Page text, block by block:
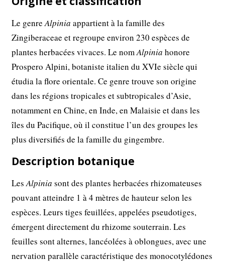
Le genreAlpinia appartient à la famille des
Zingiberaceae et regroupe environ 230 espèces de
plantes herbacées vivaces. Le nomAlpinia honore
Prospero Alpini, botaniste italien du XVIe siècle qui
étudia la flore orientale. Ce genre trouve son origine
dans les régions tropicales et subtropicales d’Asie,
notamment en Chine, en Inde, en Malaisie et dans les
îles du Pacifique, où il constitue l’un des groupes les
plus diversifiés de la famille du gingembre.
Description botanique
LesAlpinia sont des plantes herbacées rhizomateuses
pouvant atteindre 1 à 4 mètres de hauteur selon les
espèces. Leurs tiges feuillées, appelées pseudotiges,
émergent directement du rhizome souterrain. Les
feuilles sont alternes, lancéolées à oblongues, avec une
nervation parallèle caractéristique des monocotylédones